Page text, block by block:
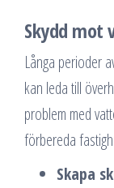
Skydd mot
Långa perioder
kan leda till
problem med
förbereda
Skapa